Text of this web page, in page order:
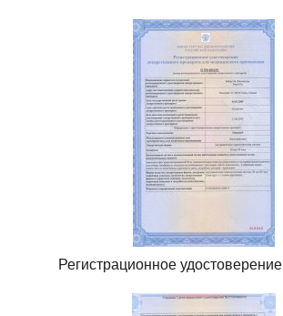
Регистрационное